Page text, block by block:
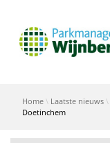
Home Laatste nieuws
Doetinchem